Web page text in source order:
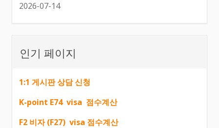
2026-07-14
인기 페이지
1:1 게시판 상담 신청
K-point E74 visa 점수계산
F2 비자 (F27) visa 점수계산